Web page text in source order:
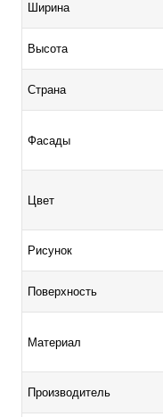
Ширина
Высота
Страна
Фасады
Цвет
Рисунок
Поверхность
Материал
Производитель